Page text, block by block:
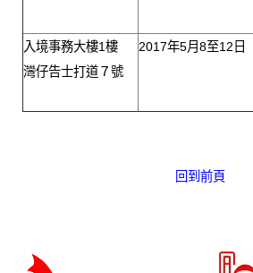
入境事務大樓1樓
灣仔告士打道７號
2017年5月8至12日
回到前頁